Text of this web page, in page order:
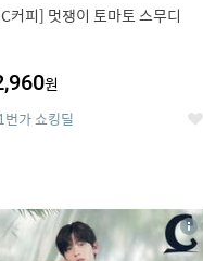
커피] 멋쟁이 토마토 스무디
원
가 쇼킹딜 좋
상
세